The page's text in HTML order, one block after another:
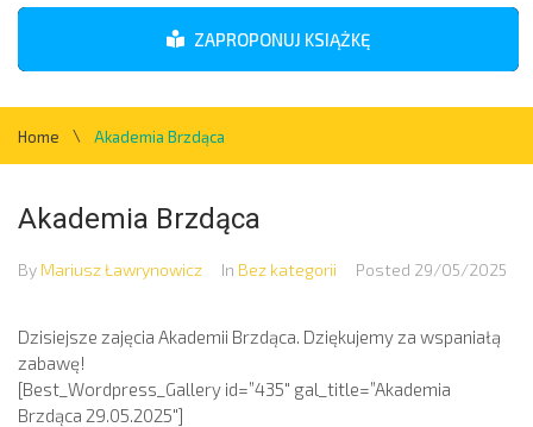
Wydarzenia
Kontakt
ZAPROPONUJ KSIĄŻKĘ
Home \ Akademia Brzdąca
Akademia Brzdąca
By Mariusz Ławrynowicz In Bez kategorii Posted 29/05/2025
Dzisiejsze zajęcia Akademii Brzdąca. Dziękujemy za wspaniałą
zabawę!
[Best_Wordpress_Gallery id=”435″ gal_title=”Akademia
Brzdąca 29.05.2025″]